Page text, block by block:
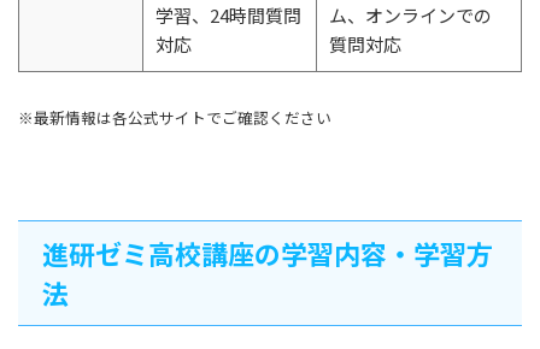
学習、24時間質問
対応
ム、オンラインでの
質問対応
※最新情報は各公式サイトでご確認ください
進研ゼミ高校講座の学習内容・学習方
法